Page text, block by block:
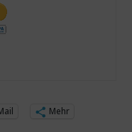
Mehr